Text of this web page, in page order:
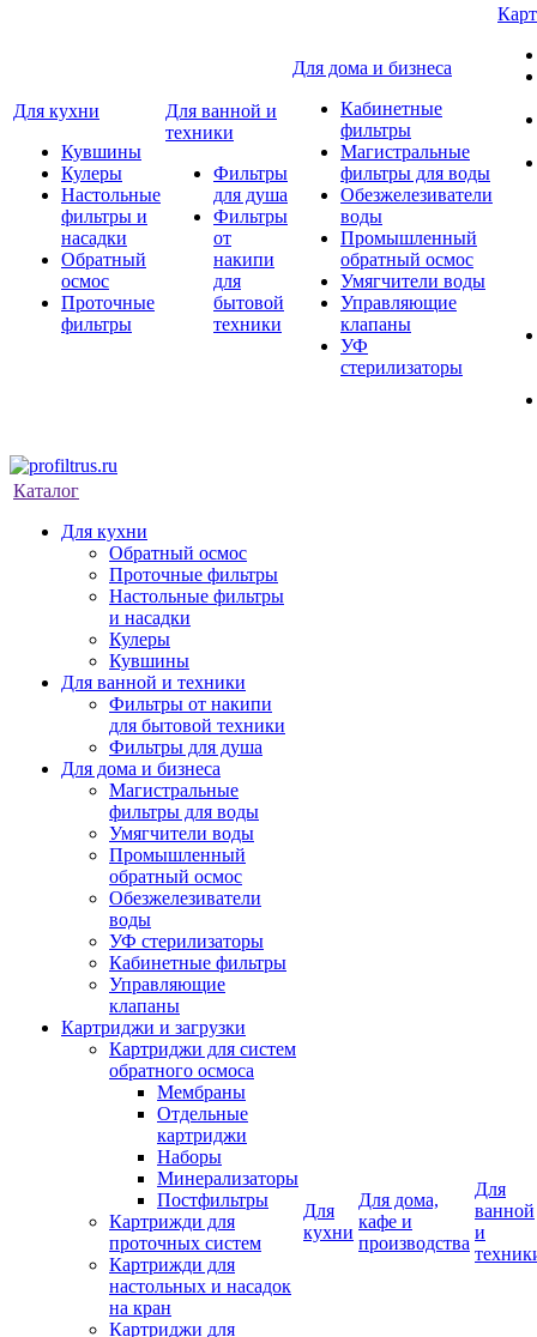
Для кухни
Кувшины
Кулеры
Настольные
фильтры и
насадки
Обратный
осмос
Проточные
фильтры
Для ванной и
техники
Фильтры
для душа
Фильтры
от
накипи
для
бытовой
техники
Для дома и бизнеса
Кабинетные
фильтры
Магистральные
фильтры для воды
Обезжелезиватели
воды
Промышленный
обратный осмос
Умягчители воды
Управляющие
клапаны
УФ
стерилизаторы
Каталог
Для кухни
Обратный осмос
Проточные фильтры
Настольные фильтры
и насадки
Кулеры
Кувшины
Для ванной и техники
Фильтры от накипи
для бытовой техники
Фильтры для душа
Для дома и бизнеса
Магистральные
фильтры для воды
Умягчители воды
Промышленный
обратный осмос
Обезжелезиватели
воды
УФ стерилизаторы
Кабинетные фильтры
Управляющие
клапаны
Картриджи и загрузки
Картриджи для систем
обратного осмоса
Мембраны
Отдельные
картриджи
Наборы
Минерализаторы
Постфильтры
Картрижди для
проточных систем
Картрижди для
настольных и насадок
на кран
Картриджи для
Для
кухни
Для дома,
кафе и
производства
Для
ванной
и